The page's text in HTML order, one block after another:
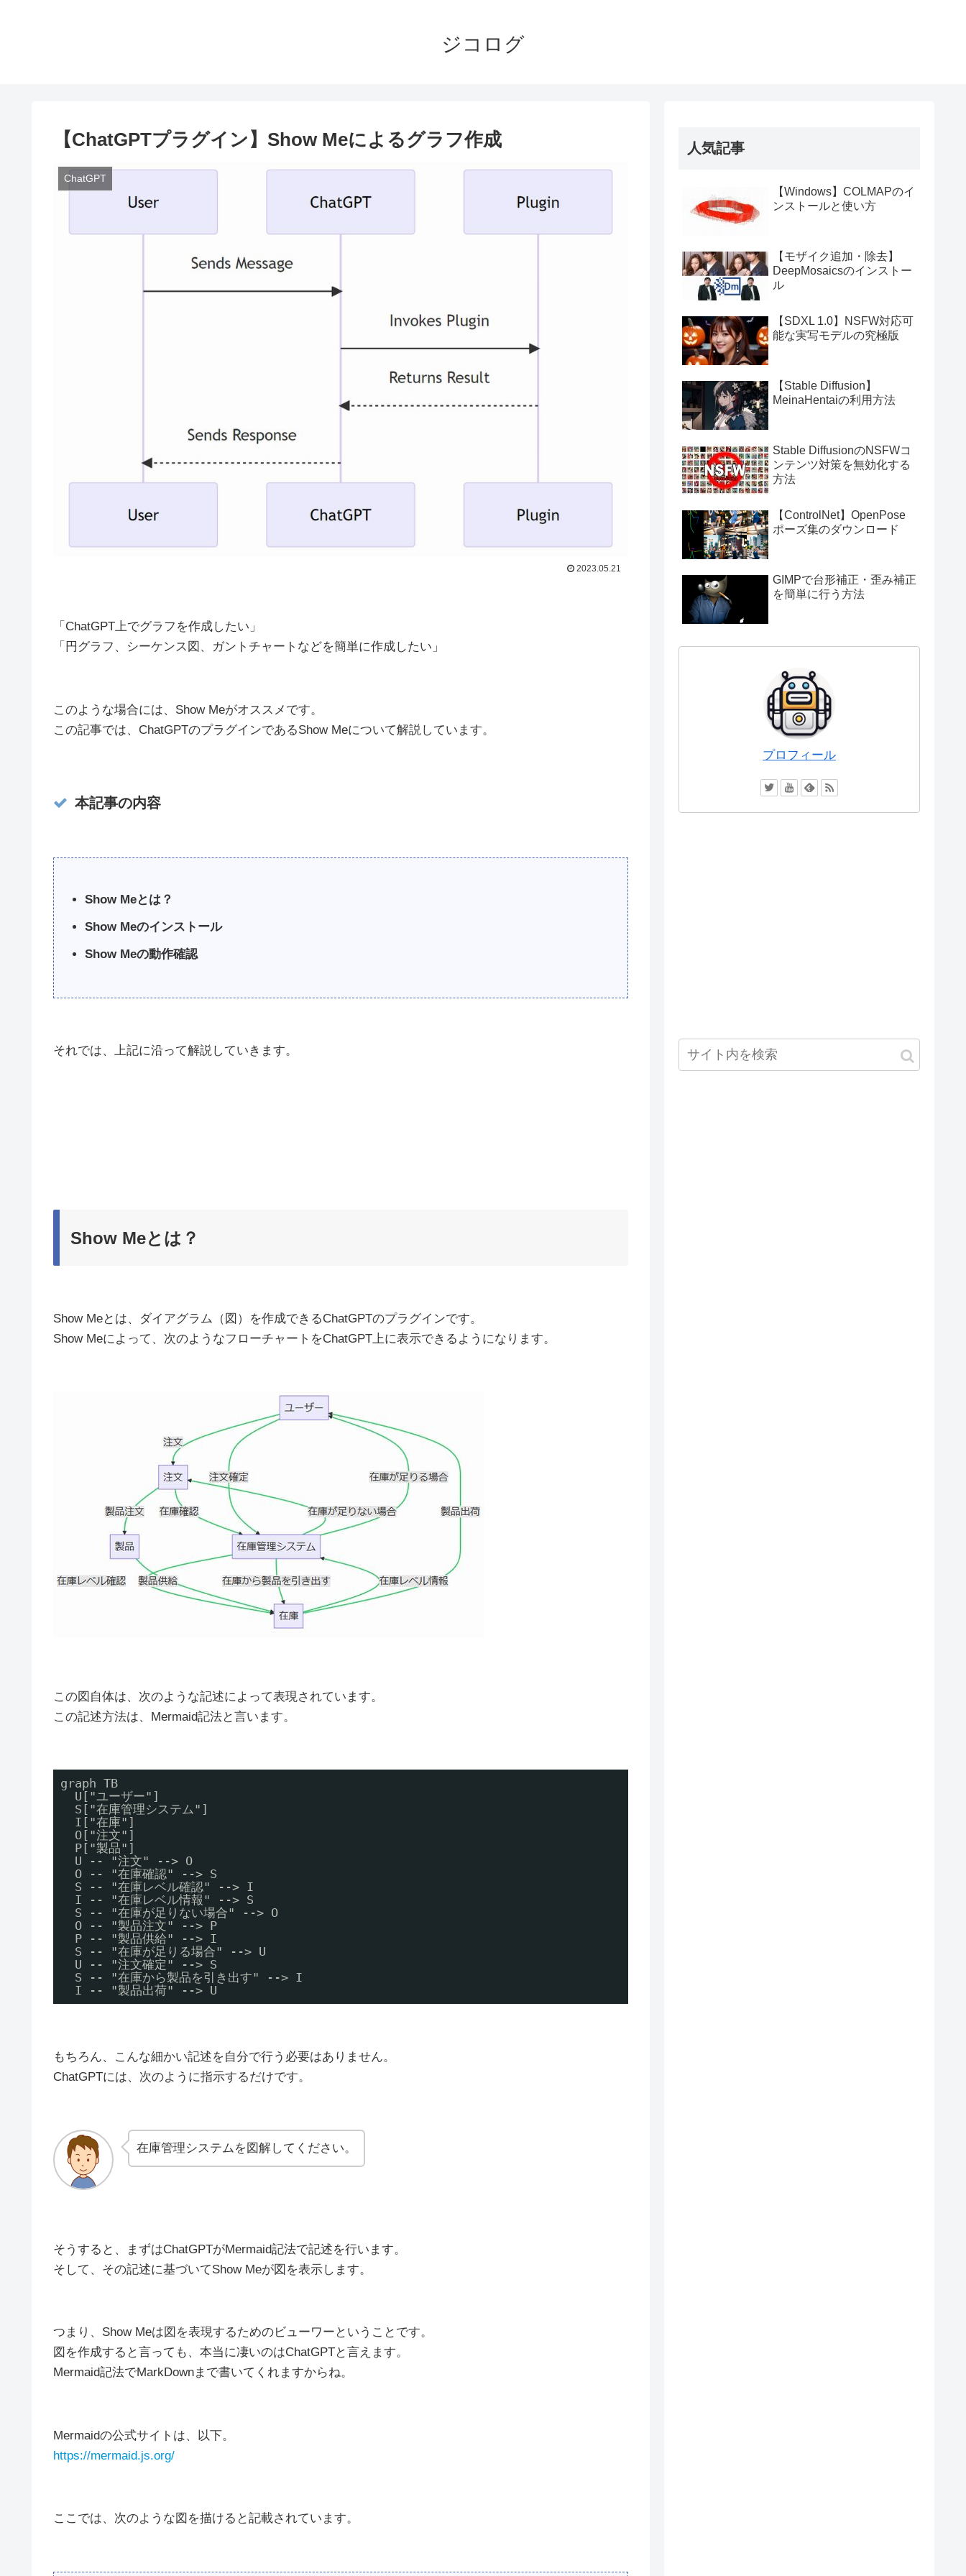
ジコログ
【ChatGPTプラグイン】Show Meによるグラフ作成
ChatGPT
2023.05.21
「ChatGPT上でグラフを作成したい」
「円グラフ、シーケンス図、ガントチャートなどを簡単に作成したい」
このような場合には、Show Meがオススメです。
この記事では、ChatGPTのプラグインであるShow Meについて解説しています。
本記事の内容
Show Meとは？
Show Meのインストール
Show Meの動作確認
それでは、上記に沿って解説していきます。
Show Meとは？
Show Meとは、ダイアグラム（図）を作成できるChatGPTのプラグインです。
Show Meによって、次のようなフローチャートをChatGPT上に表示できるようになります。
この図自体は、次のような記述によって表現されています。
この記述方法は、Mermaid記法と言います。
graph TB
U["ユーザー"]
S["在庫管理システム"]
I["在庫"]
O["注文"]
P["製品"]
U -- "注文" --> O
O -- "在庫確認" --> S
S -- "在庫レベル確認" --> I
I -- "在庫レベル情報" --> S
S -- "在庫が足りない場合" --> O
O -- "製品注文" --> P
P -- "製品供給" --> I
S -- "在庫が足りる場合" --> U
U -- "注文確定" --> S
S -- "在庫から製品を引き出す" --> I
I -- "製品出荷" --> U
もちろん、こんな細かい記述を自分で行う必要はありません。
ChatGPTには、次のように指示するだけです。
在庫管理システムを図解してください。
そうすると、まずはChatGPTがMermaid記法で記述を行います。
そして、その記述に基づいてShow Meが図を表示します。
つまり、Show Meは図を表現するためのビューワーということです。
図を作成すると言っても、本当に凄いのはChatGPTと言えます。
Mermaid記法でMarkDownまで書いてくれますからね。
Mermaidの公式サイトは、以下。
https://mermaid.js.org/
ここでは、次のような図を描けると記載されています。
人気記事
【Windows】COLMAPのイ
ンストールと使い方
【モザイク追加・除去】
DeepMosaicsのインストー
ル
【SDXL 1.0】NSFW対応可
能な実写モデルの究極版
【Stable Diffusion】
MeinaHentaiの利用方法
Stable DiffusionのNSFWコ
ンテンツ対策を無効化する
方法
【ControlNet】OpenPose
ポーズ集のダウンロード
GIMPで台形補正・歪み補正
を簡単に行う方法
プロフィール